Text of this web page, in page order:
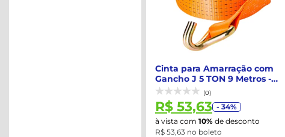
Cinta para Amarração com
Gancho J 5 TON 9 Metros -
ROBUSTEC ...
(0)
R$ 53,63 - 34%
à vista com 10% de desconto
R$ 53,63 no boleto